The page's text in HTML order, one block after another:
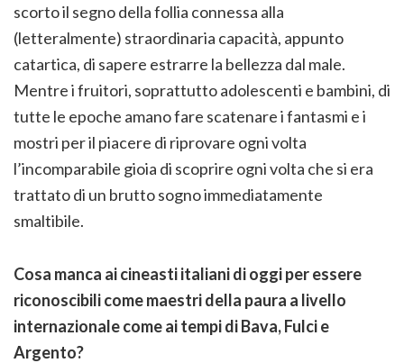
scorto il segno della follia connessa alla
(letteralmente) straordinaria capacità, appunto
catartica, di sapere estrarre la bellezza dal male.
Mentre i fruitori, soprattutto adolescenti e bambini, di
tutte le epoche amano fare scatenare i fantasmi e i
mostri per il piacere di riprovare ogni volta
l’incomparabile gioia di scoprire ogni volta che si era
trattato di un brutto sogno immediatamente
smaltibile.
Cosa manca ai cineasti italiani di oggi per essere
riconoscibili come maestri della paura a livello
internazionale come ai tempi di Bava, Fulci e
Argento?